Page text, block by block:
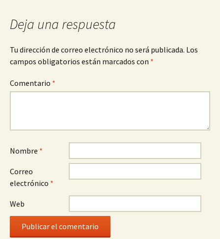
Deja una respuesta
Tu dirección de correo electrónico no será publicada. Los
campos obligatorios están marcados con *
Comentario *
Nombre *
Correo
electrónico *
Web